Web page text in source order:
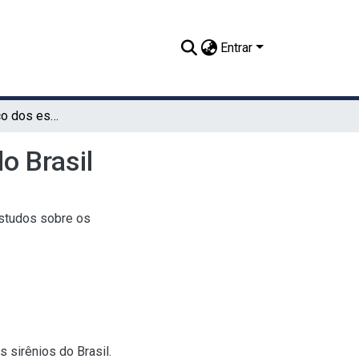
Entrar
Roteiro cronológico dos estudos sobre os sirênios do Brasil
Brasil
sobre os
sirênios do Brasil.